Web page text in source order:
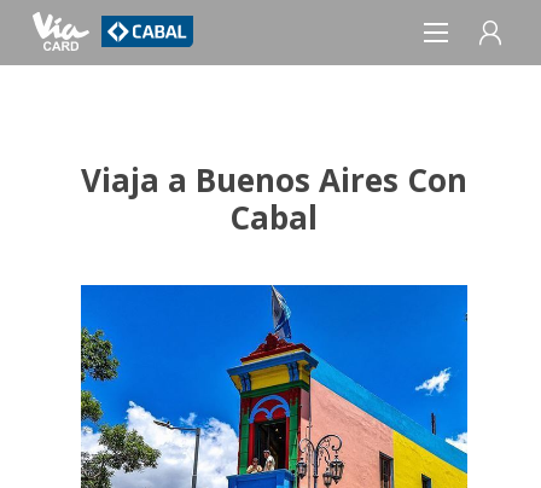
INICIAR SESIÓN
Viaja a Buenos Aires Con
Cabal